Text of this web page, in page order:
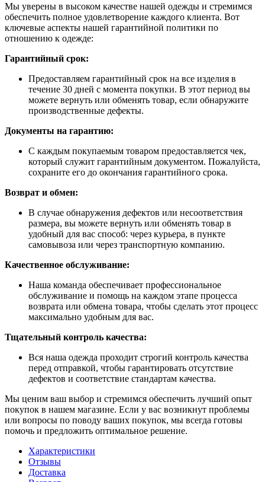
Мы уверены в высоком качестве нашей одежды и стремимся
обеспечить полное удовлетворение каждого клиента. Вот
ключевые аспекты нашей гарантийной политики по
отношению к одежде:
Гарантийный срок:
Предоставляем гарантийный срок на все изделия в
течение 30 дней с момента покупки. В этот период вы
можете вернуть или обменять товар, если обнаружите
производственные дефекты.
Документы на гарантию:
С каждым покупаемым товаром предоставляется чек,
который служит гарантийным документом. Пожалуйста,
сохраните его до окончания гарантийного срока.
Возврат и обмен:
В случае обнаружения дефектов или несоответствия
размера, вы можете вернуть или обменять товар в
удобный для вас способ: через курьера, в пункте
самовывоза или через транспортную компанию.
Качественное обслуживание:
Наша команда обеспечивает профессиональное
обслуживание и помощь на каждом этапе процесса
возврата или обмена товара, чтобы сделать этот процесс
максимально удобным для вас.
Тщательный контроль качества:
Вся наша одежда проходит строгий контроль качества
перед отправкой, чтобы гарантировать отсутствие
дефектов и соответствие стандартам качества.
Мы ценим ваш выбор и стремимся обеспечить лучший опыт
покупок в нашем магазине. Если у вас возникнут проблемы
или вопросы по поводу ваших покупок, мы всегда готовы
помочь и предложить оптимальное решение.
Характеристики
Отзывы
Доставка